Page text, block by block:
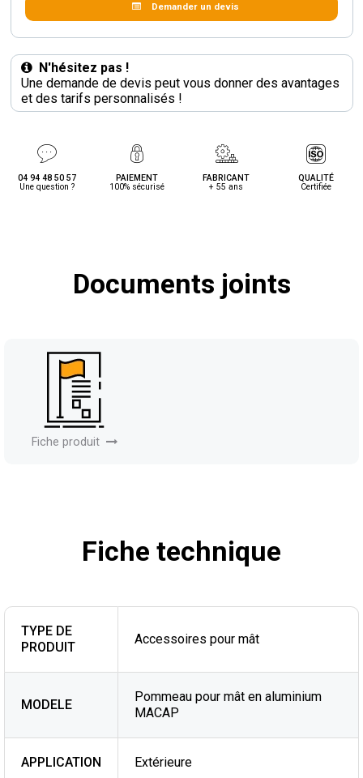
Demander un devis
N'hésitez pas !
Une demande de devis peut vous donner des avantages
et des tarifs personnalisés !
04 94 48 50 57
Une question ?
PAIEMENT
100% sécurisé
FABRICANT
+ 55 ans
QUALITÉ
Certifiée
Documents joints
Fiche produit
Fiche technique
TYPE DE
PRODUIT
Accessoires pour mât
MODELE
Pommeau pour mât en aluminium
MACAP
APPLICATION Extérieure